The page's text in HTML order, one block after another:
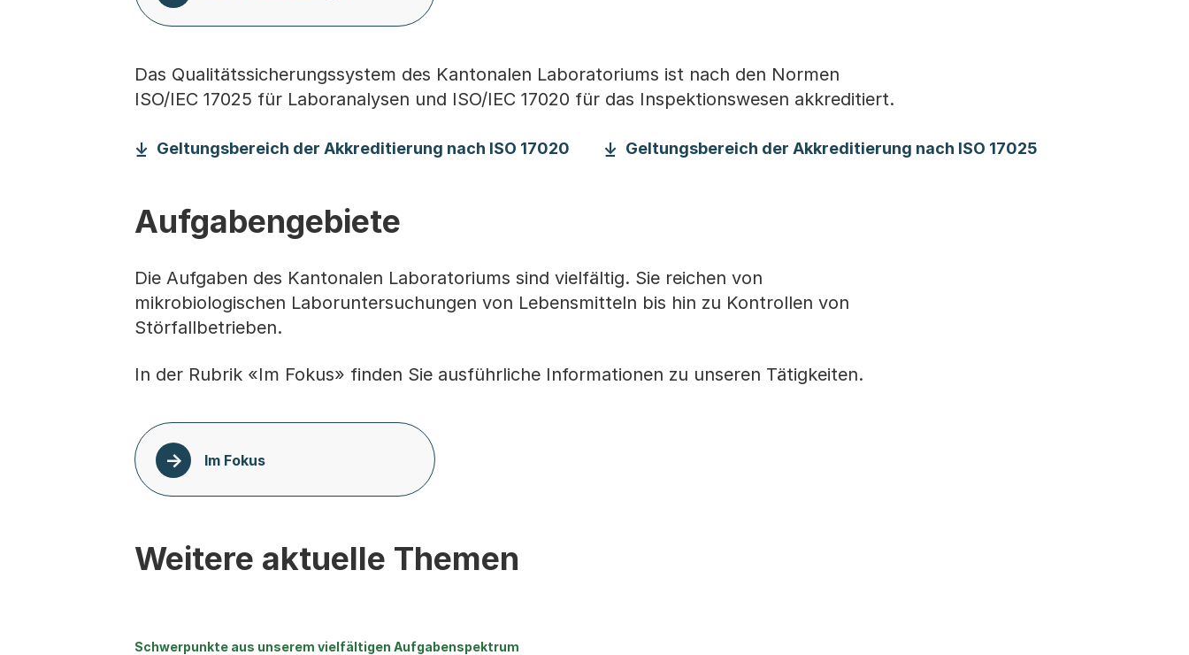
Das Qualitätssicherungssystem des Kantonalen Laboratoriums ist nach den Normen
ISO/IEC 17025 für Laboranalysen und ISO/IEC 17020 für das Inspektionswesen akkreditiert.
Geltungsbereich der Akkreditierung nach ISO 17020 (Startet einen Download)
Geltungsbereich der Akkreditierung nach ISO 17025
Aufgabengebiete
Die Aufgaben des Kantonalen Laboratoriums sind vielfältig. Sie reichen von
mikrobiologischen Laboruntersuchungen von Lebensmitteln bis hin zu Kontrollen von
Störfallbetrieben.
In der Rubrik «Im Fokus» finden Sie ausführliche Informationen zu unseren Tätigkeiten.
Im Fokus
Weitere aktuelle Themen
Schwerpunkte aus unserem vielfältigen Aufgabenspektrum